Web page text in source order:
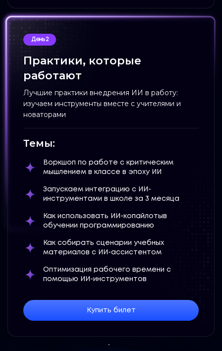
День 2
Практики, которые
работают
Лучшие практики внедрения ИИ в работу:
изучаем инструменты вместе с учителями и
новаторами
Темы:
Воркшоп по работе с критическим
мышлением в классе в эпоху ИИ
Запускаем интеграцию с ИИ-
инструментами в школе за 3 месяца
Как использовать ИИ-копайлотыв
обучении программированию
Как собирать сценарии учебных
материалов с ИИ-ассистентом
Оптимизация рабочего времени с
помощью ИИ-инструментов
Купить билет